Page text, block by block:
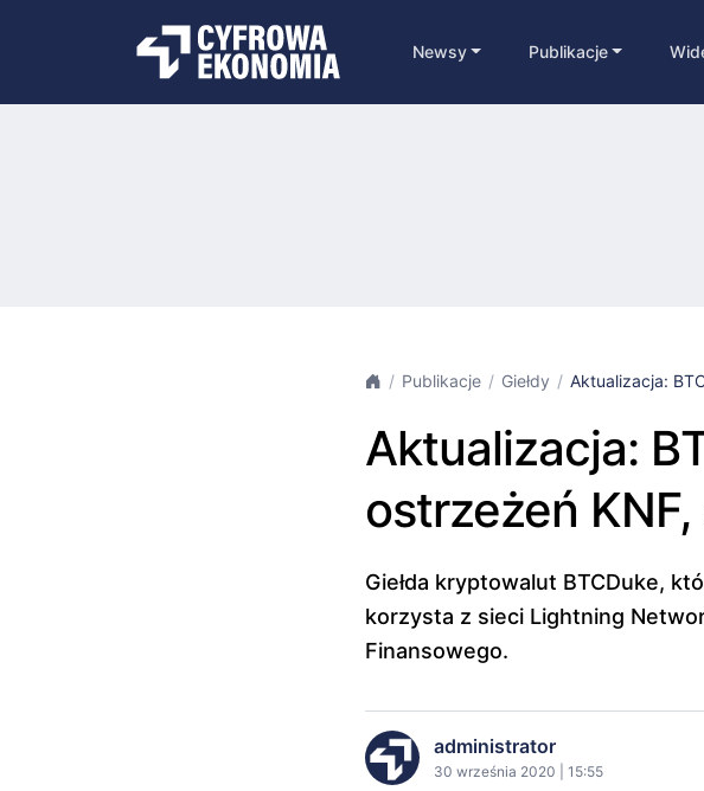
Newsy Publikacje
Publikacje Giełdy Aktualizacja:
Aktualizacja:
ostrzeżeń
Giełda kryptowalut BTCDuke,
korzysta z sieci Lightning
Finansowego.
administrator
30 września 2020 | 15:55